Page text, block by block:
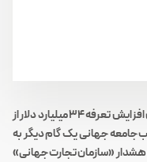
دیروز، جمعه(15 تیرماه 137)دولت آمریکا فرمان افزایش تعرفه ۳۴ میلیارد دلار از
جامعه جهانی یک گام دیگر به
هشدار «سازمان تجارت جهانی»